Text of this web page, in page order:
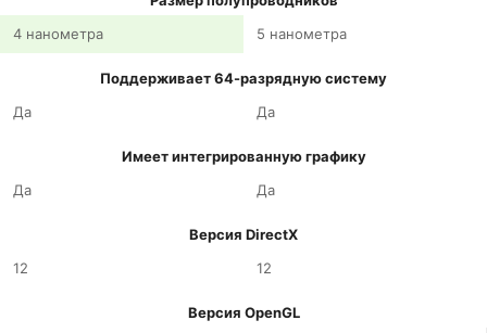
4 нанометра
5 нанометра
Поддерживает 64-разрядную систему
Да
Да
Имеет интегрированную графику
Да
Да
Версия DirectX
12
12
Версия OpenGL